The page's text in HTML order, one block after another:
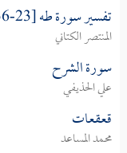
تفسير سورة طه [23-36]
المنتصر الكتاني
سورة الشرح
علي الحذيفي
قعقعات
محمد المساعد